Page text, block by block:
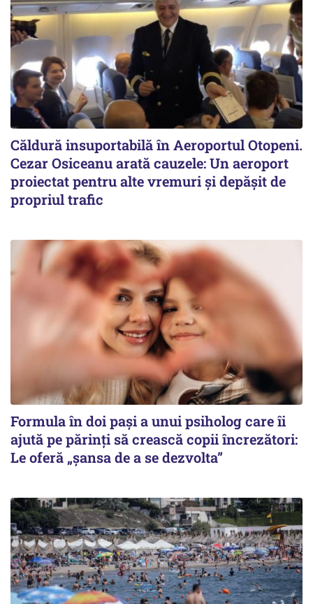
Căldură insuportabilă în Aeroportul Otopeni.
Cezar Osiceanu arată cauzele: Un aeroport
proiectat pentru alte vremuri și depășit de
propriul trafic
Formula în doi pași a unui psiholog care îi
ajută pe părinți să crească copii încrezători:
Le oferă „șansa de a se dezvolta”